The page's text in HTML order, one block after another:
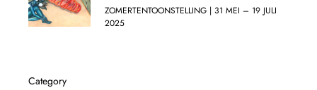
ZOMERTENTOONSTELLING | 31 MEI – 19 JULI
2025
Category